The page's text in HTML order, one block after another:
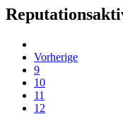
Vorherige
9
10
11
12